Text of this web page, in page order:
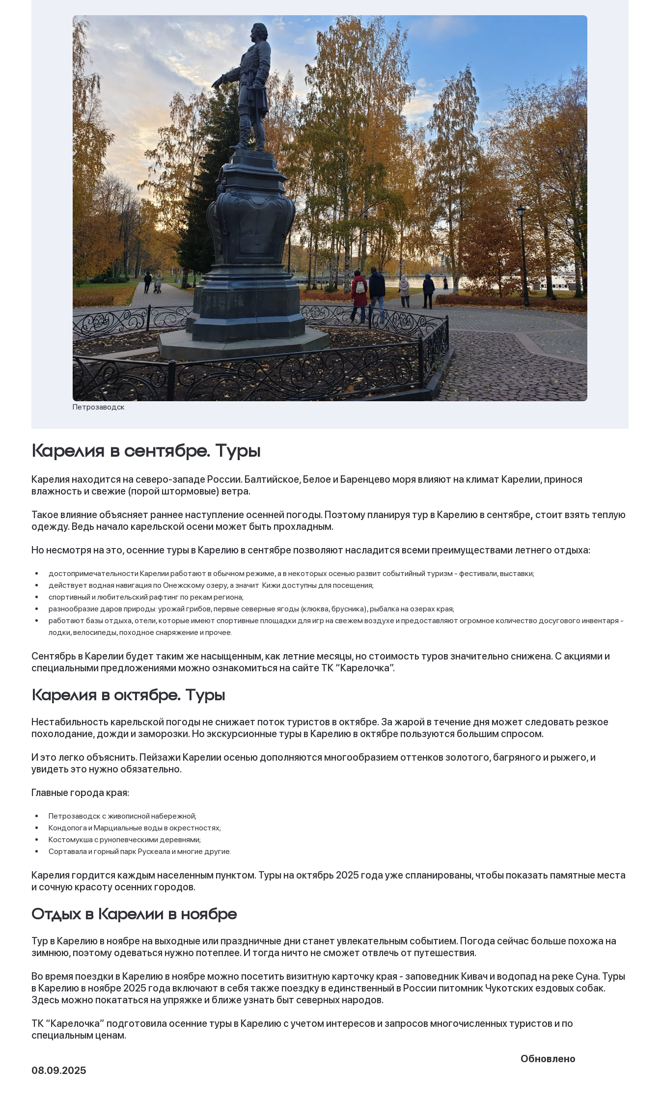
Петрозаводск
Карелия в сентябре. Туры
Карелия находится на северо-западе России. Балтийское, Белое и Баренцево моря влияют на климат Карелии, принося
влажность и свежие (порой штормовые) ветра.
Такое влияние объясняет раннее наступление осенней погоды. Поэтому планируя тур в Карелию в сентябре, стоит взять теплую
одежду. Ведь начало карельской осени может быть прохладным.
Но несмотря на это, осенние туры в Карелию в сентябре позволяют насладится всеми преимуществами летнего отдыха:
достопримечательности Карелии работают в обычном режиме, а в некоторых осенью развит событийный туризм - фестивали, выставки;
действует водная навигация по Онежскому озеру, а значит Кижи доступны для посещения;
спортивный и любительский рафтинг по рекам региона;
разнообразие даров природы: урожай грибов, первые северные ягоды (клюква, брусника), рыбалка на озерах края;
работают базы отдыха, отели, которые имеют спортивные площадки для игр на свежем воздухе и предоставляют огромное количество досугового инвентаря -
лодки, велосипеды, походное снаряжение и прочее.
Сентябрь в Карелии будет таким же насыщенным, как летние месяцы, но стоимость туров значительно снижена. С акциями и
специальными предложениями можно ознакомиться на сайте ТК “Карелочка”.
Карелия в октябре. Туры
Нестабильность карельской погоды не снижает поток туристов в октябре. За жарой в течение дня может следовать резкое
похолодание, дожди и заморозки. Но экскурсионные туры в Карелию в октябре пользуются большим спросом.
И это легко объяснить. Пейзажи Карелии осенью дополняются многообразием оттенков золотого, багряного и рыжего, и
увидеть это нужно обязательно.
Главные города края:
Петрозаводск с живописной набережной;
Кондопога и Марциальные воды в окрестностях;
Костомукша с рунопевческими деревнями;
Сортавала и горный парк Рускеала и многие другие.
Карелия гордится каждым населенным пунктом. Туры на октябрь 2025 года уже спланированы, чтобы показать памятные места
и сочную красоту осенних городов.
Отдых в Карелии в ноябре
Тур в Карелию в ноябре на выходные или праздничные дни станет увлекательным событием. Погода сейчас больше похожа на
зимнюю, поэтому одеваться нужно потеплее. И тогда ничто не сможет отвлечь от путешествия.
Во время поездки в Карелию в ноябре можно посетить визитную карточку края - заповедник Кивач и водопад на реке Суна. Туры
в Карелию в ноябре 2025 года включают в себя также поездку в единственный в России питомник Чукотских ездовых собак.
Здесь можно покататься на упряжке и ближе узнать быт северных народов.
ТК “Карелочка” подготовила осенние туры в Карелию с учетом интересов и запросов многочисленных туристов и по
специальным ценам.
Обновлено
08.09.2025